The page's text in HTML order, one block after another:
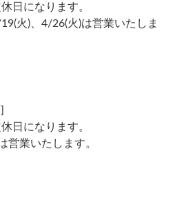
日になります。
火)、4/26(火)は営業いたしま
日になります。
業いたします。